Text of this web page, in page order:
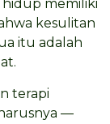
hidup memiliki
kesulitan
itu adalah
terapi
—